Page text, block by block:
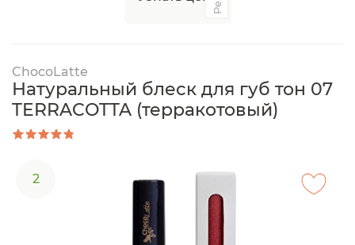
ChocoLatte
Натуральный блеск для губ тон 07
TERRACOTTA (терракотовый)
2